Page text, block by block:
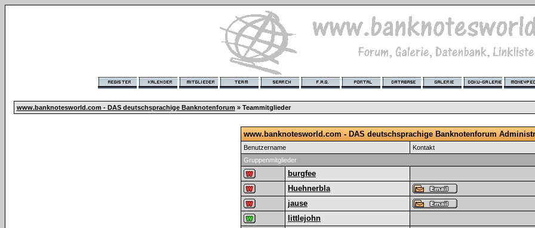
www.banknotesworld.com - DAS deutschsprachige Banknotenforum » Teammitglieder
www.banknotesworld.com - DAS deutschsprachige Banknotenforum
Benutzername
Kontakt
Gruppenmitglieder
burgfee
Huehnerbla
jause
littlejohn